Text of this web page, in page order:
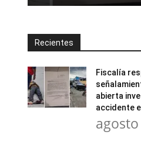
Recientes
Fiscalía
abierta
accidente